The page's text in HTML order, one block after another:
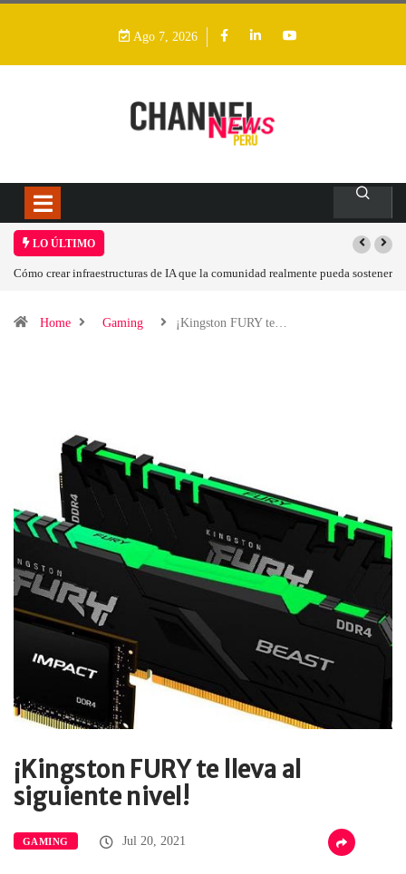
Ago 7, 2026
LO ÚLTIMO
crear infraestructuras de IA que la comunidad realmente pueda sostenerLas
Home Gaming ¡Kingston FURY te…
¡Kingston FURY te lleva al
siguiente nivel!
GAMING Jul 20, 2021